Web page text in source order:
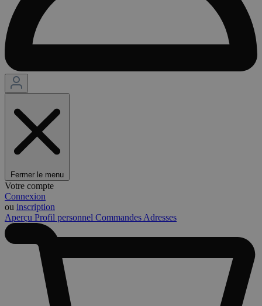
Fermer le menu
Votre compte
Connexion
ou inscription
Aperçu Profil personnel Commandes Adresses